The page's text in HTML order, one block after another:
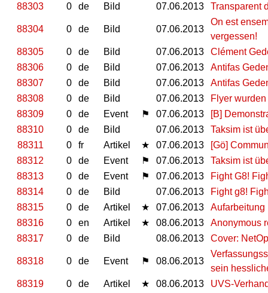
88303
0 de Bild 07.06.2013 Transparent
88304 0 de Bild 07.06.2013
On est
vergessen!
88305
0 de Bild 07.06.2013
Clément
88306
0 de Bild 07.06.2013
Antifas
88307
0 de Bild 07.06.2013
Antifas
88308
0 de Bild 07.06.2013
Flyer
88309
0 de Event ⚑ 07.06.2013
[B]
88310
0 de Bild 07.06.2013
Taksim ist
88311
0 fr Artikel ★ 07.06.2013
[Gö]
88312
0 de Event ⚑ 07.06.2013
Taksim ist
88313
0 de Event ⚑ 07.06.2013
Fight G8!
88314
0 de Bild 07.06.2013
Fight g8!
88315
0 de Artikel ★ 07.06.2013
Aufarbeitung
88316
0 en Artikel ★ 08.06.2013
Anonymous
88317
0 de Bild 08.06.2013 Cover:
88318 0 de Event ⚑ 08.06.2013
sein
88319
0 de Artikel ★ 08.06.2013
UVS-